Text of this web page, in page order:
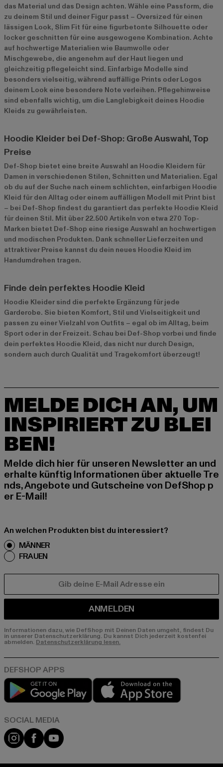
das Material und das Design achten. Wähle eine Passform, die
zu deinem Stil und deiner Figur passt – Oversized für einen
lässigen Look, Slim Fit für eine figurbetonte Silhouette oder
locker geschnitten für eine ausgewogene Kombination. Achte
auf hochwertige Materialien wie Baumwolle oder
Mischgewebe, die angenehm auf der Haut liegen und
gleichzeitig pflegeleicht sind. Einfarbige Modelle sind
besonders vielseitig, während auffällige Prints oder Logos
deinem Look eine besondere Note verleihen. Pflegehinweise
sind ebenfalls wichtig, um die Langlebigkeit deines Hoodie
Kleids zu gewährleisten.
Hoodie Kleider bei Def-Shop: Große Auswahl, Top
Preise
Def-Shop bietet eine breite Auswahl an Hoodie Kleidern für
Damen in verschiedenen Stilen, Schnitten und Materialien. Egal
ob du auf der Suche nach einem schlichten, einfarbigen Hoodie
Kleid für den Alltag oder einem auffälligen Modell mit Print bist
– bei Def-Shop findest du garantiert das perfekte Hoodie Kleid
für deinen Stil. Mit über 22.500 Artikeln von etwa 270 Top-
Marken bietet Def-Shop eine riesige Auswahl an hochwertigen
und modischen Produkten. Dank schneller Lieferzeiten und
attraktiver Preise kannst du dein neues Hoodie Kleid im
Handumdrehen tragen.
Finde dein perfektes Hoodie Kleid
Hoodie Kleider sind die perfekte Ergänzung für jede
Garderobe. Sie bieten Komfort, Stil und Vielseitigkeit und
passen zu einer Vielzahl von Outfits – egal ob im Alltag, beim
Sport oder in der Freizeit. Schau bei Def-Shop vorbei und finde
dein perfektes Hoodie Kleid, das nicht nur durch Design,
sondern auch durch Qualität und Tragekomfort überzeugt!
MELDE DICH AN, UM
INSPIRIERT ZU BLEI
BEN!
Melde dich hier für unseren Newsletter an und
erhalte künftig Informationen über aktuelle Tre
nds, Angebote und Gutscheine von DefShop p
er E-Mail!
An welchen Produkten bist du interessiert?
MÄNNER
FRAUEN
ANMELDEN
Informationen dazu, wie DefShop mit Deinen Daten umgeht, findest Du
in unserer Datenschutzerklärung. Du kannst Dich jederzeit kostenfei
abmelden. Datenschutzerklärung lesen.
Play market
Instagram
FacebookYouTube